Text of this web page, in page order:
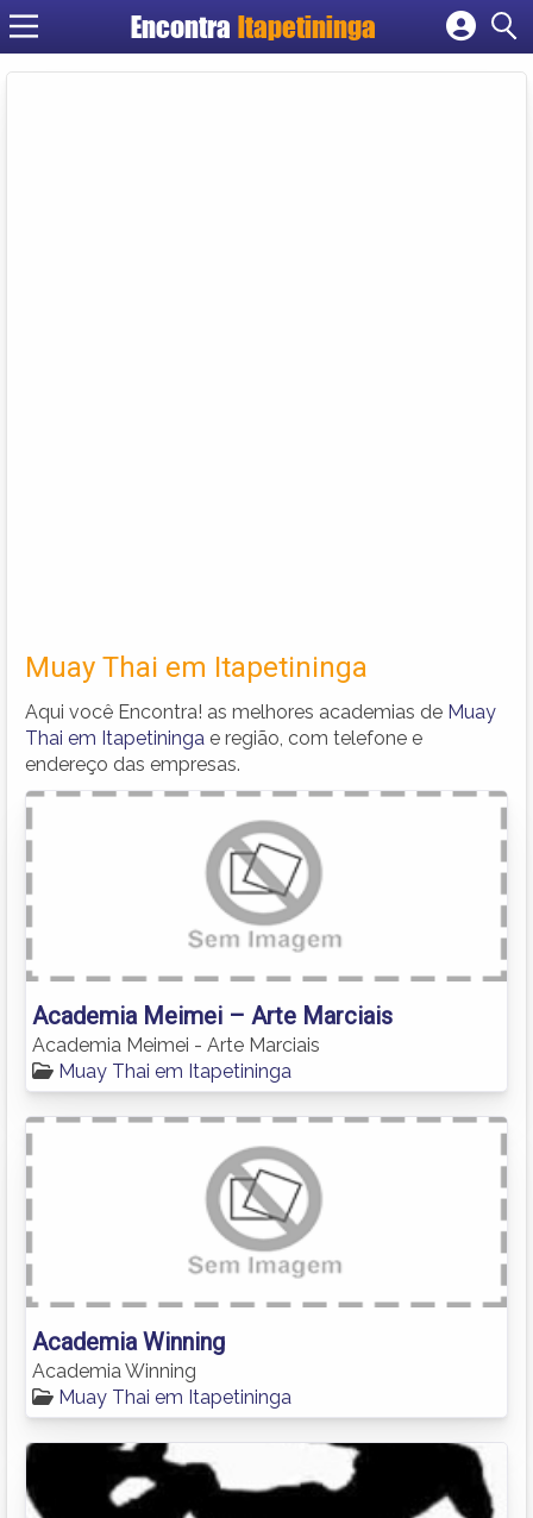
Encontra Itapetininga
Cadastrar empresa
Muay Thai em Itapetininga
Aqui você Encontra! as melhores academias de Muay
Thai em Itapetininga e região, com telefone e
endereço das empresas.
Academia Meimei – Arte Marciais
Academia Meimei - Arte Marciais
Muay Thai em Itapetininga
Academia Winning
Academia Winning
Muay Thai em Itapetininga